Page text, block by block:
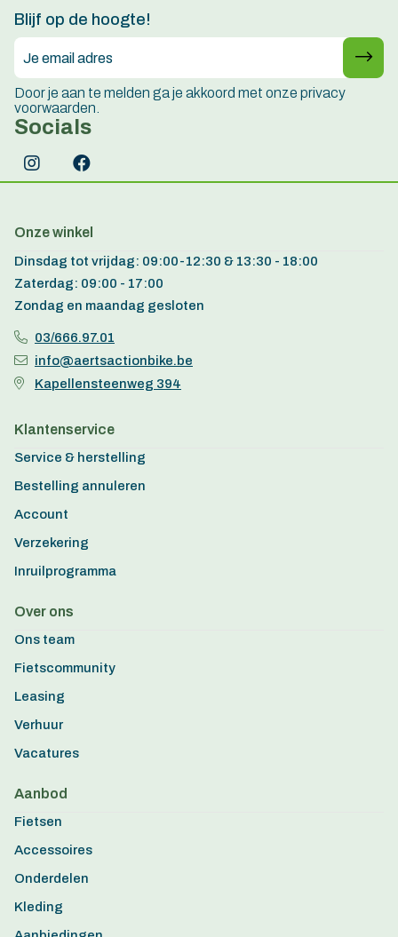
Blijf op de hoogte!
Door je aan te melden ga je akkoord met onze privacy
voorwaarden.
Socials
Onze winkel
Dinsdag tot vrijdag: 09:00-12:30 & 13:30 - 18:00
Zaterdag: 09:00 - 17:00
Zondag en maandag gesloten
03/666.97.01
info@aertsactionbike.be
Kapellensteenweg 394
Klantenservice
Service & herstelling
Bestelling annuleren
Account
Verzekering
Inruilprogramma
Over ons
Ons team
Fietscommunity
Leasing
Verhuur
Vacatures
Aanbod
Fietsen
Accessoires
Onderdelen
Kleding